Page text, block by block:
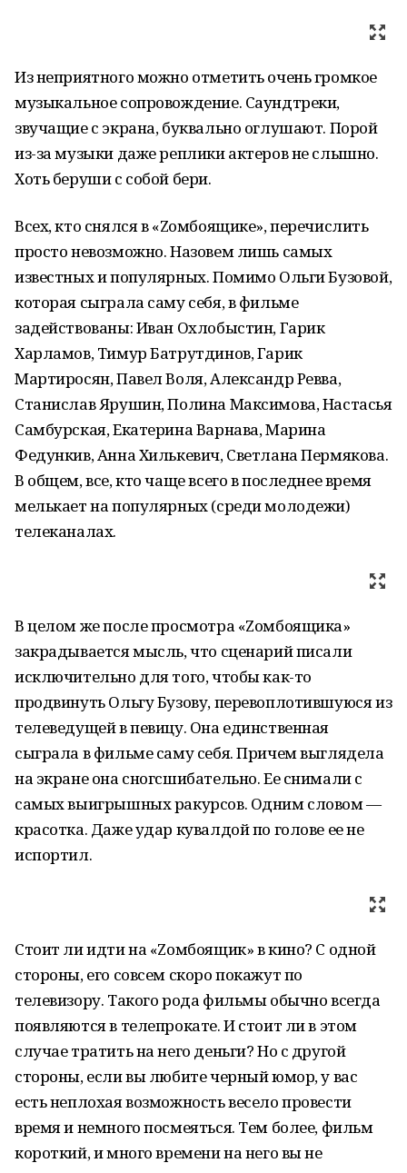
Из неприятного можно отметить очень громкое
музыкальное сопровождение. Саундтреки,
звучащие с экрана, буквально оглушают. Порой
из-за музыки даже реплики актеров не слышно.
Хоть беруши с собой бери.
Всех, кто снялся в «Zомбоящике», перечислить
просто невозможно. Назовем лишь самых
известных и популярных. Помимо Ольги Бузовой,
которая сыграла саму себя, в фильме
задействованы: Иван Охлобыстин, Гарик
Харламов, Тимур Батрутдинов, Гарик
Мартиросян, Павел Воля, Александр Ревва,
Станислав Ярушин, Полина Максимова, Настасья
Самбурская, Екатерина Варнава, Марина
Федункив, Анна Хилькевич, Светлана Пермякова.
В общем, все, кто чаще всего в последнее время
мелькает на популярных (среди молодежи)
телеканалах.
В целом же после просмотра «Zомбоящика»
закрадывается мысль, что сценарий писали
исключительно для того, чтобы как-то
продвинуть Ольгу Бузову, перевоплотившуюся из
телеведущей в певицу. Она единственная
сыграла в фильме саму себя. Причем выглядела
на экране она сногсшибательно. Ее снимали с
самых выигрышных ракурсов. Одним словом —
красотка. Даже удар кувалдой по голове ее не
испортил.
Стоит ли идти на «Zомбоящик» в кино? С одной
стороны, его совсем скоро покажут по
телевизору. Такого рода фильмы обычно всегда
появляются в телепрокате. И стоит ли в этом
случае тратить на него деньги? Но с другой
стороны, если вы любите черный юмор, у вас
есть неплохая возможность весело провести
время и немного посмеяться. Тем более, фильм
короткий, и много времени на него вы не